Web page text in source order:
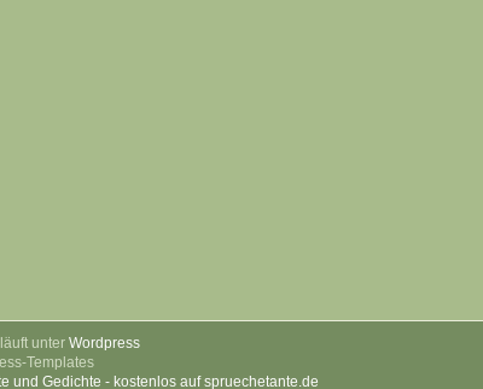
unter Wordpress
Templates
und Gedichte - kostenlos auf spruechetante.de